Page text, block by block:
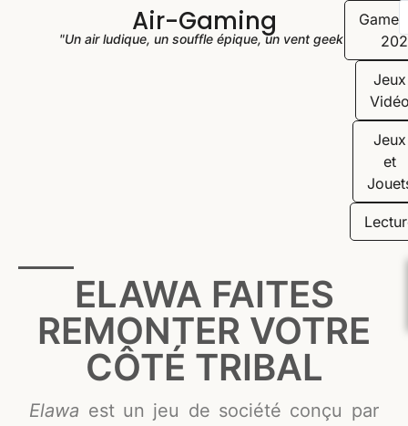
Air-Gaming
"Un air ludique, un souffle épique, un vent geek"
Jeux
Jeux
et
ELAWA FAITES
REMONTER VOTRE
CÔTÉ TRIBAL
Elawa est un jeu de société conçu par